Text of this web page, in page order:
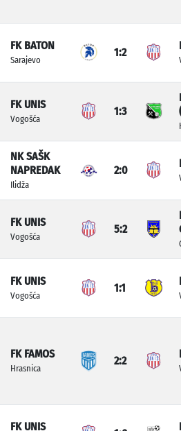
FK BATON
Sarajevo
1:2
FK UNIS
Vogošća
1:3
NK SAŠK
NAPREDAK
Ilidža
2:0
FK UNIS
Vogošća
5:2
FK UNIS
Vogošća
1:1
FK FAMOS
Hrasnica
2:2
FK UNIS